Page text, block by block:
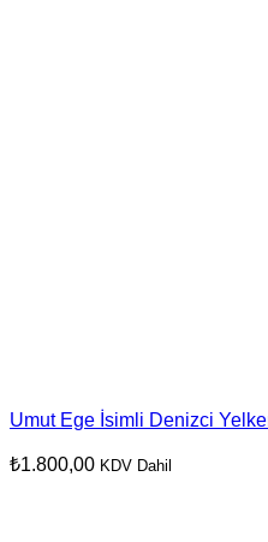
Umut Ege İsimli Denizci
₺1.800,00 KDV Dahil